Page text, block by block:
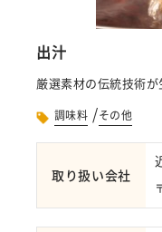
出汁
厳選素材の伝統技術
調味料 /その他
取り扱い会社